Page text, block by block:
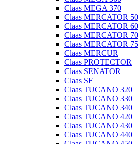
Claas MEGA 370
Claas MERCATOR 50
Claas MERCATOR 60
Claas MERCATOR 70
Claas MERCATOR 75
Claas MERCUR
Claas PROTECTOR
Claas SENATOR
Claas SF
Claas TUCANO 320
Claas TUCANO 330
Claas TUCANO 340
Claas TUCANO 420
Claas TUCANO 430
Claas TUCANO 440